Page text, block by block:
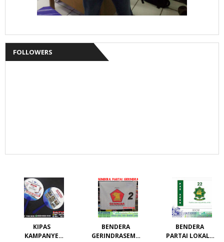
FOLLOWERS
KIPAS
KAMPANYE
BENDERA
GERINDRASEMU
BENDERA
PARTAI LOKAL /